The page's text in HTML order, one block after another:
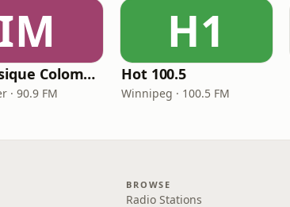
ICI Musique Colombrie-Britannique - CBUX-FM
· 90.9 FM
H1
Hot 100.5
Winnipeg · 100.5 FM
BROWSE
Radio Stations